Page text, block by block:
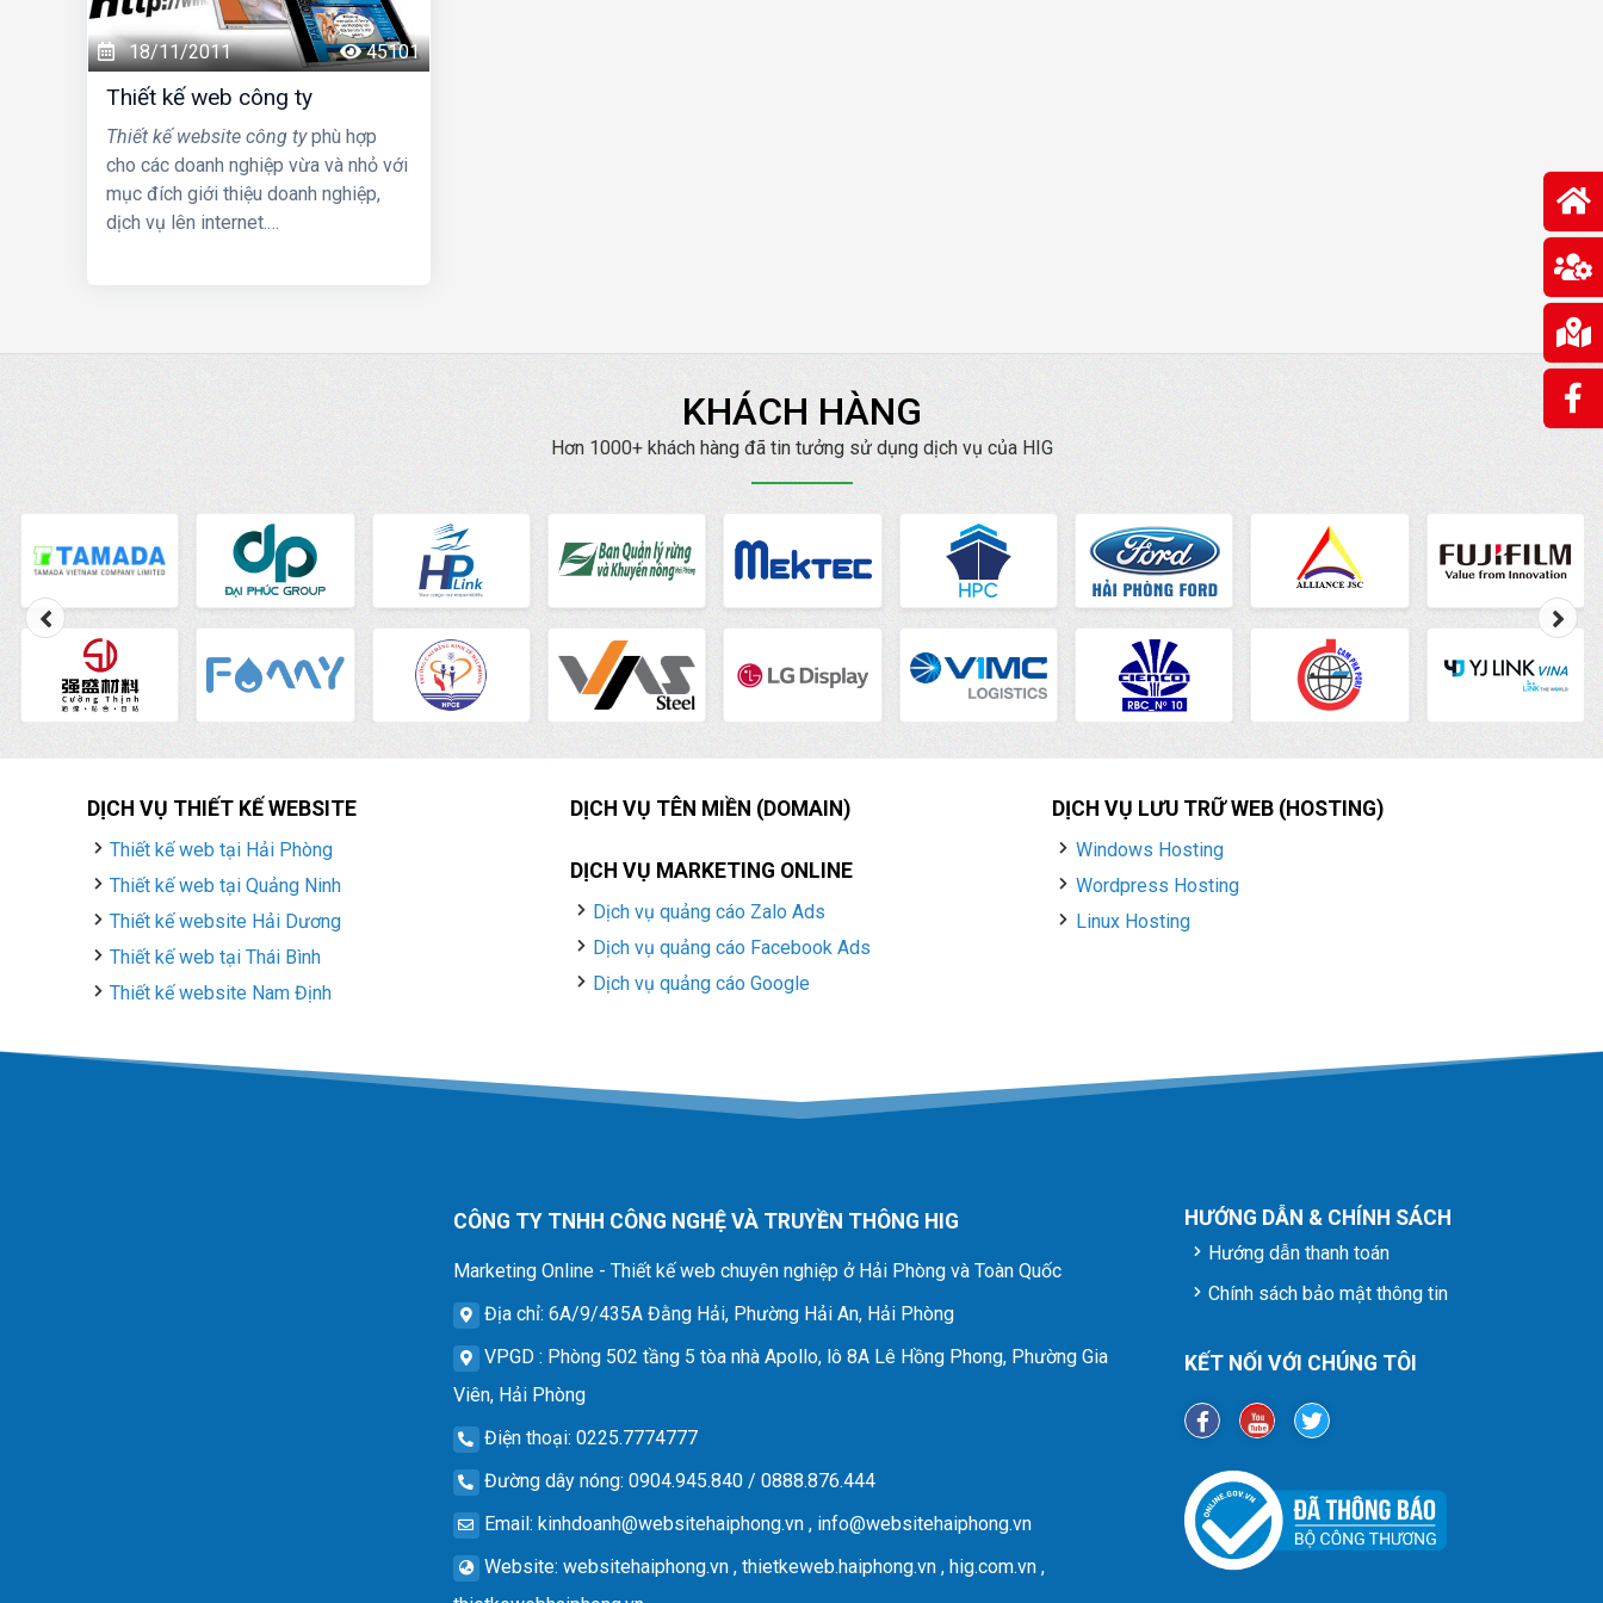
18/11/2011 45101
Thiết kế web công ty
Thiết kế website công typhù hợp
cho các doanh nghiệp vừa và nhỏ với
mục đích giới thiệu doanh nghiệp,
dịch vụ lên internet.
KHÁCH HÀNG
Hơn 1000+ khách hàng đã tin tưởng sử dụng dịch vụ của HIG
DỊCH VỤ THIẾT KẾ WEBSITE
Thiết kế web tại Hải Phòng
Thiết kế web tại Quảng Ninh
Thiết kế website Hải Dương
Thiết kế web tại Thái Bình
Thiết kế website Nam Định
DỊCH VỤ TÊN MIỀN (DOMAIN)
DỊCH VỤ MARKETING ONLINE
Dịch vụ quảng cáo Zalo Ads
Dịch vụ quảng cáo Facebook Ads
Dịch vụ quảng cáo Google
DỊCH VỤ LƯU TRỮ WEB (HOSTING)
Windows Hosting
Wordpress Hosting
Linux Hosting
HƯỚNG DẪN & CHÍNH SÁCH
Hướng dẫn thanh toán
Chính sách bảo mật thông tin
KẾT NỐI VỚI CHÚNG TÔI
CÔNG TY TNHH CÔNG NGHỆ VÀ TRUYỀN THÔNG HIG
Marketing Online - Thiết kế web chuyên nghiệp ở Hải Phòng và Toàn Quốc
Địa chỉ: 6A/9/435A Đằng Hải, Phường Hải An, Hải Phòng
VPGD : Phòng 502 tầng 5 tòa nhà Apollo, lô 8A Lê Hồng Phong, Phường Gia
Viên, Hải Phòng
Điện thoại: 0225.7774777
Đường dây nóng: 0904.945.840 / 0888.876.444
Email: kinhdoanh@websitehaiphong.vn, info@websitehaiphong.vn
Website: websitehaiphong.vn , thietkeweb.haiphong.vn , hig.com.vn ,